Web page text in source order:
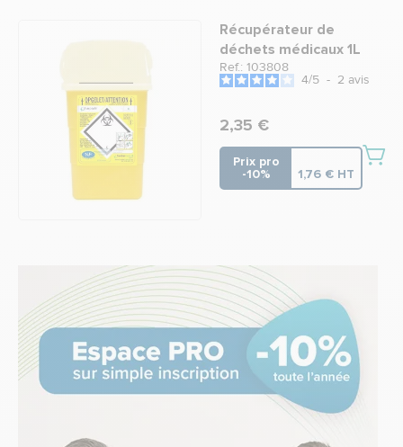
Récupérateur de
déchets médicaux 1L
Ref.: 103808
4/5 - 2 avis
2,35 €
Prix pro
-10%
1,76 € HT